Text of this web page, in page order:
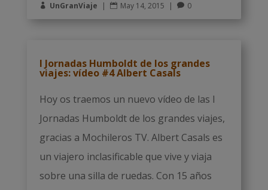
 UnGranViaje |  May 14, 2015 |  0
I Jornadas Humboldt de los grandes
viajes: vídeo #4 Albert Casals
Hoy os traemos un nuevo vídeo de las I
Jornadas Humboldt de los grandes viajes,
gracias a Mochileros TV. Albert Casals es
un viajero inclasificable que vive y viaja
sobre una silla de ruedas. Con 15 años